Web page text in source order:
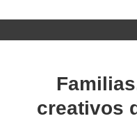
creativos